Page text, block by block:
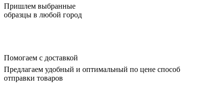
Пришлем выбранные
образцы в любой город
Помогаем с доставкой
Предлагаем удобный и оптимальный по цене способ
отправки товаров